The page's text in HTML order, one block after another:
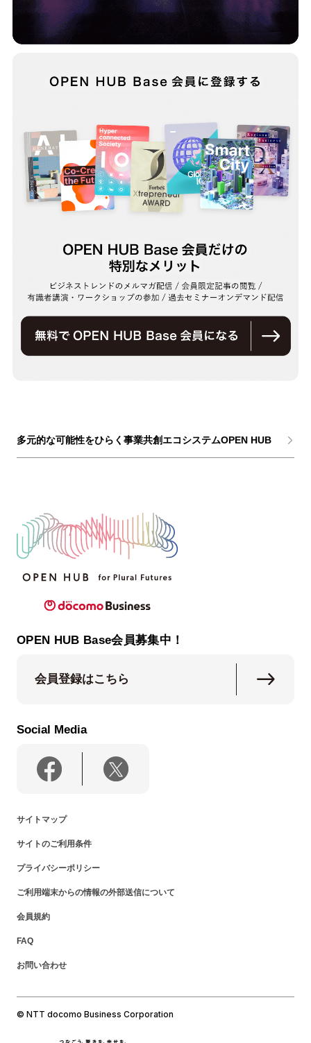
多元的な可能性をひらく事業共創エコシステムOPEN HUB
OPEN HUB Base会員募集中！
会員登録はこちら
Social Media
サイトマップ
サイトのご利用条件
プライバシーポリシー
ご利用端末からの情報の外部送信について
会員規約
FAQ
お問い合わせ
© NTT docomo Business Corporation